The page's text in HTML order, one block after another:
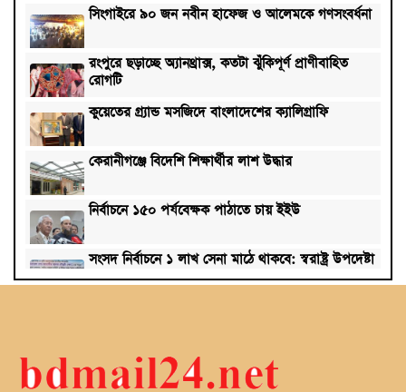
সিংগাইরে ৯০ জন নবীন হাফেজ ও আলেমকে গণসংবর্ধনা
রংপুরে ছড়াচ্ছে অ্যানথ্রাক্স, কতটা ঝুঁকিপূর্ণ প্রাণীবাহিত
রোগটি
কুয়েতের গ্র্যান্ড মসজিদে বাংলাদেশের ক্যালিগ্রাফি
কেরানীগঞ্জে বিদেশি শিক্ষার্থীর লাশ উদ্ধার
নির্বাচনে ১৫০ পর্যবেক্ষক পাঠাতে চায় ইইউ
সংসদ নির্বাচনে ১ লাখ সেনা মাঠে থাকবে: স্বরাষ্ট্র উপদেষ্টা
১৮ নভেম্বর ভোটারদের চূড়ান্ত তালিকা প্রকাশ করবে ইসি